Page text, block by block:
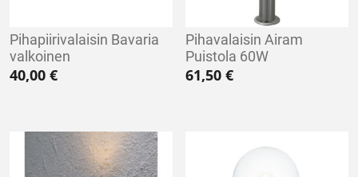
Pihapiirivalaisin Bavaria
valkoinen
40,00 €
Pihavalaisin Airam
Puistola 60W
61,50€